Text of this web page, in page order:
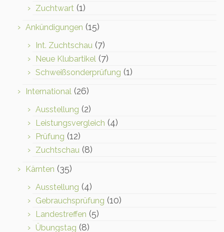
Zuchtwart (1)
Ankündigungen (15)
Int. Zuchtschau (7)
Neue Klubartikel (7)
Schweißsonderprüfung (1)
International (26)
Ausstellung (2)
Leistungsvergleich (4)
Prüfung (12)
Zuchtschau (8)
Kärnten (35)
Ausstellung (4)
Gebrauchsprüfung (10)
Landestreffen (5)
Übungstag (8)